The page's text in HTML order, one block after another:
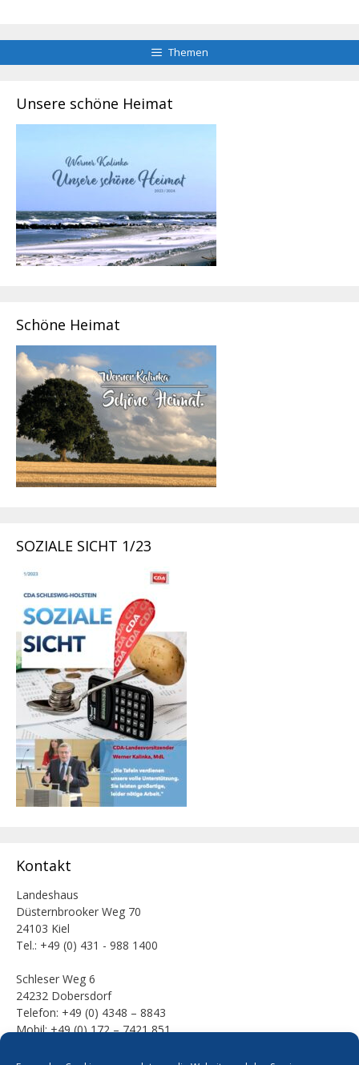
Themen
Unsere schöne Heimat
Schöne Heimat
SOZIALE SICHT 1/23
Kontakt
Landeshaus
Düsternbrooker Weg 70
24103 Kiel
Tel.: +49 (0) 431 - 988 1400
Schleser Weg 6
24232 Dobersdorf
Telefon: +49 (0) 4348 – 8843
Mobil: +49 (0) 172 – 7421 851